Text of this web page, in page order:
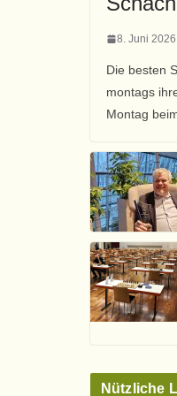
8. Juni 2026
Die besten
montags
Montag
Nützliche